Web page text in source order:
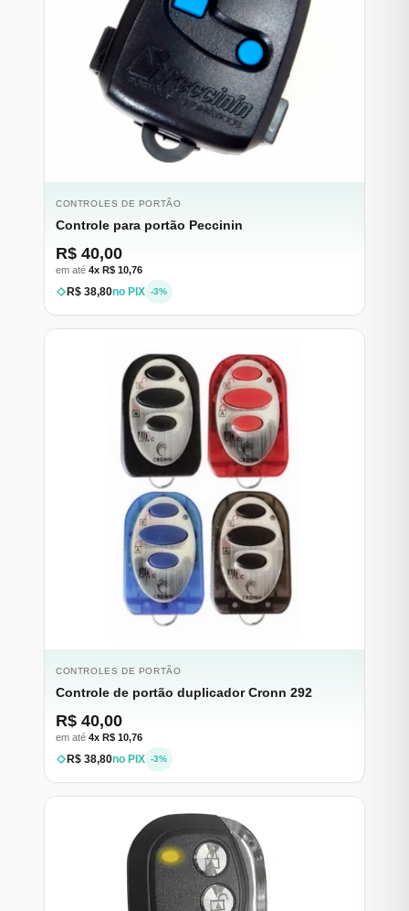
CONTROLES DE PORTÃO
Controle para portão Peccinin
R$ 40,00
em até 4x R$ 10,76
R$ 38,80no PIX -3%
CONTROLES DE PORTÃO
Controle de portão duplicador Cronn 292
R$ 40,00
em até 4x R$ 10,76
R$ 38,80no PIX -3%